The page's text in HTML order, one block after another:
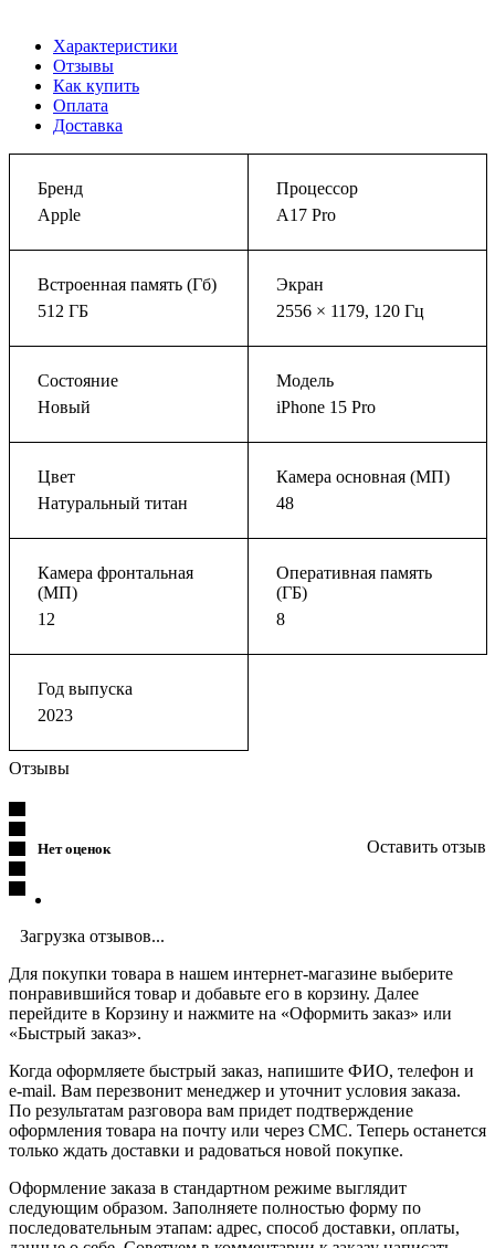
Характеристики
Отзывы
Как купить
Оплата
Доставка
Бренд
Apple
Процессор
A17 Pro
Встроенная память (Гб)
512 ГБ
Экран
2556 × 1179, 120 Гц
Состояние
Новый
Модель
iPhone 15 Pro
Цвет
Натуральный титан
Камера основная (МП)
48
Камера фронтальная
(МП)
12
Оперативная память
(ГБ)
8
Год выпуска
2023
Отзывы
Нет оценок Оставить отзыв
Загрузка отзывов...
Для покупки товара в нашем интернет-магазине выберите
понравившийся товар и добавьте его в корзину. Далее
перейдите в Корзину и нажмите на «Оформить заказ» или
«Быстрый заказ».
Когда оформляете быстрый заказ, напишите ФИО, телефон и
e-mail. Вам перезвонит менеджер и уточнит условия заказа.
По результатам разговора вам придет подтверждение
оформления товара на почту или через СМС. Теперь останется
только ждать доставки и радоваться новой покупке.
Оформление заказа в стандартном режиме выглядит
следующим образом. Заполняете полностью форму по
последовательным этапам: адрес, способ доставки, оплаты,